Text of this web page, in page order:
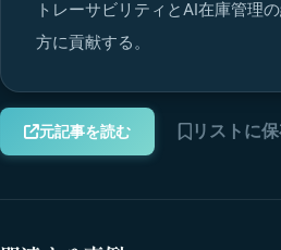
トレーサビリティとAI在庫管理
方に貢献する。
元記事を読む リストに